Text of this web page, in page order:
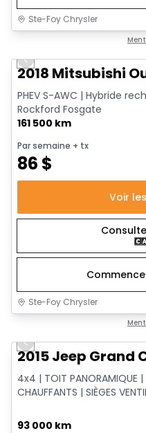
Ste-Foy Chrysler
Previous slide
2018 Mitsubishi
PHEV S-AWC | Hybride
Rockford Fosgate
161 500 km
Par semaine + tx
86 $
Voir
Ste-Foy Chrysler
Previous slide
2015 Jeep Grand
4x4 | TOIT PANORAMIQUE |
CHAUFFANTS | SIÈGES
93 000 km